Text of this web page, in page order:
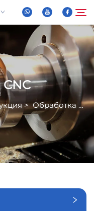
Поиск
>Обработка CNC